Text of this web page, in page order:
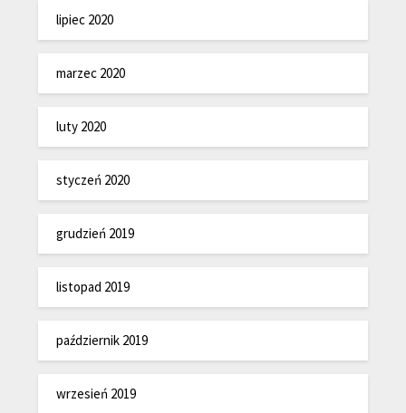
lipiec 2020
marzec 2020
luty 2020
styczeń 2020
grudzień 2019
listopad 2019
październik 2019
wrzesień 2019